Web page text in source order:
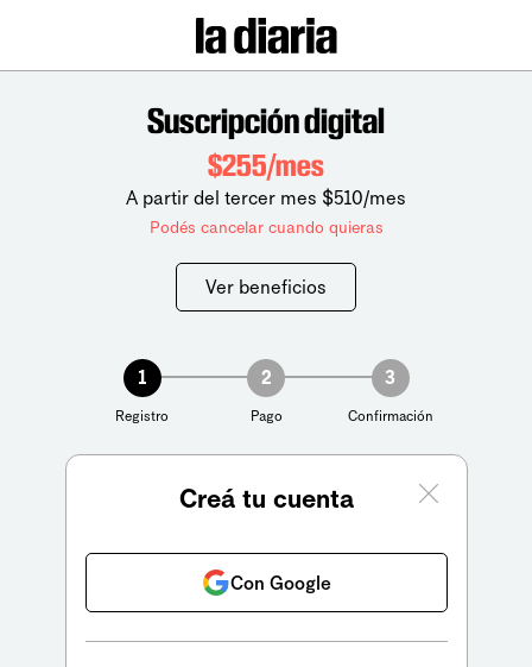
Suscripción digital
$255/mes
A partir del tercer mes $510/mes
Podés cancelar cuando quieras
Ver beneficios
1
Registro
2
Pago
3
Confirmación
Creá tu cuenta
Con Google